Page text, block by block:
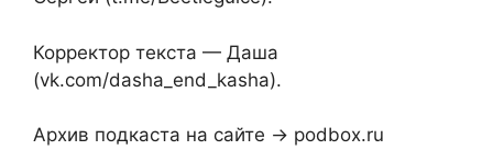
Корректор текста — Даша
(vk.com/dasha_end_kasha).
Архив подкаста на сайте → podbox.ru